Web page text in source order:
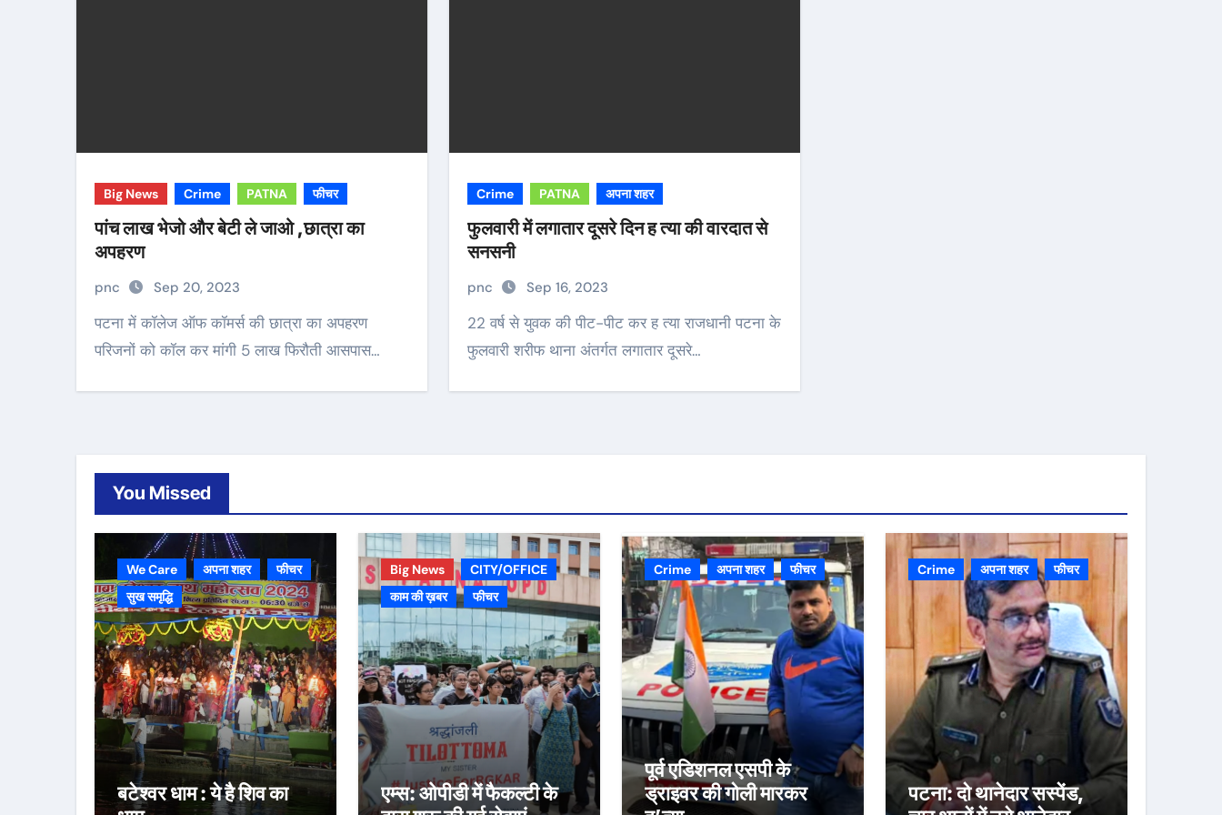
Big News Crime PATNA फीचर
पांच लाख भेजो और बेटी ले जाओ ,छात्रा का
अपहरण
pnc Sep 20, 2023
पटना में कॉलेज ऑफ कॉमर्स की छात्रा का अपहरण
परिजनों को कॉल कर मांगी 5 लाख फिरौती आसपास…
Crime PATNA अपना शहर
फुलवारी में लगातार दूसरे दिन ह त्या की वारदात से
सनसनी
pnc Sep 16, 2023
22 वर्ष से युवक की पीट-पीट कर ह त्या राजधानी पटना के
फुलवारी शरीफ थाना अंतर्गत लगातार दूसरे…
You Missed
We Care अपना शहर
फीचर
सुख समृद्धि
बटेश्वर धाम : ये है शिव का
Big News
CITY/OFFICE
काम की ख़बर
फीचर
एम्स: ओपीडी में फैकल्टी के
Crime अपना शहर फीचर
पूर्व एडिशनल एसपी के
ड्राइवर की गोली मारकर
Crime अपना शहर फीचर
पटना: दो थानेदार सस्पेंड,